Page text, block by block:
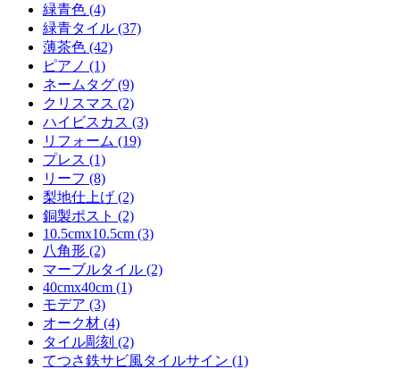
緑青色 (4)
緑青タイル (37)
薄茶色 (42)
ピアノ (1)
ネームタグ (9)
クリスマス (2)
ハイビスカス (3)
リフォーム (19)
プレス (1)
リーフ (8)
梨地仕上げ (2)
銅製ポスト (2)
10.5cmx10.5cm (3)
八角形 (2)
マーブルタイル (2)
40cmx40cm (1)
モデア (3)
オーク材 (4)
タイル彫刻 (2)
てつさ鉄サビ風タイルサイン (1)